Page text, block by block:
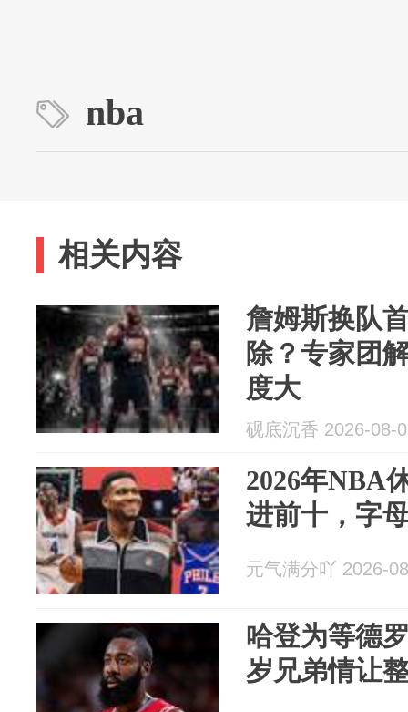
nba
相关内容
詹姆斯换队
除？专家团
度大
砚底沉香 2026-08-
2026年NBA
进前十，字
元气满分吖 2026-
哈登为等德
岁兄弟情让